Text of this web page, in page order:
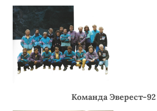
Команда Эверест-92